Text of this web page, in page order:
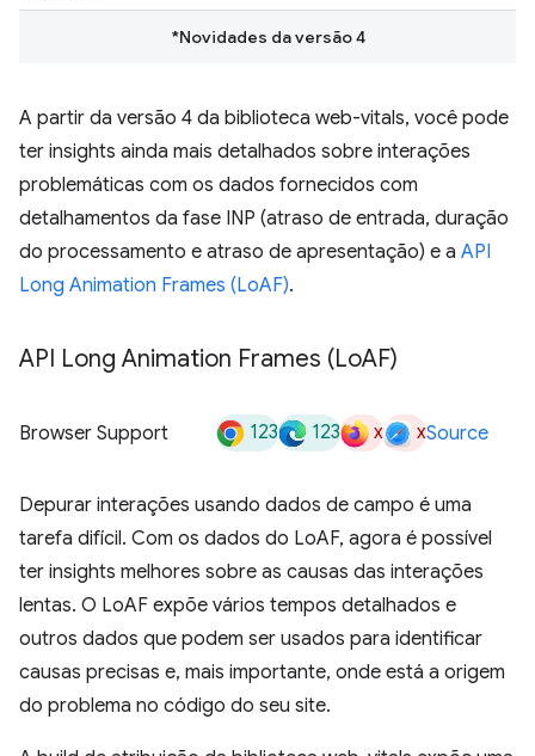
*Novidades da versão 4
A partir da versão 4 da biblioteca web-vitals, você pode
ter insights ainda mais detalhados sobre interações
problemáticas com os dados fornecidos com
detalhamentos da fase INP (atraso de entrada, duração
do processamento e atraso de apresentação) e a API
Long Animation Frames (LoAF).
API Long Animation Frames (LoAF)
Browser Support 123 123 x xSource
Depurar interações usando dados de campo é uma
tarefa difícil. Com os dados do LoAF, agora é possível
ter insights melhores sobre as causas das interações
lentas. O LoAF expõe vários tempos detalhados e
outros dados que podem ser usados para identificar
causas precisas e, mais importante, onde está a origem
do problema no código do seu site.